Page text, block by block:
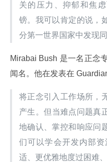
关的压力、抑郁和焦
镑。我可以肯定的说，
分第一世界国家中发现同
Mirabai Bush 是一名正念
闻名。他在发表在
将正念引入工作场所，
产生。但当难点问题
地确认、掌控和响应问
们可以学会开发内部
适、更优雅地度过困难